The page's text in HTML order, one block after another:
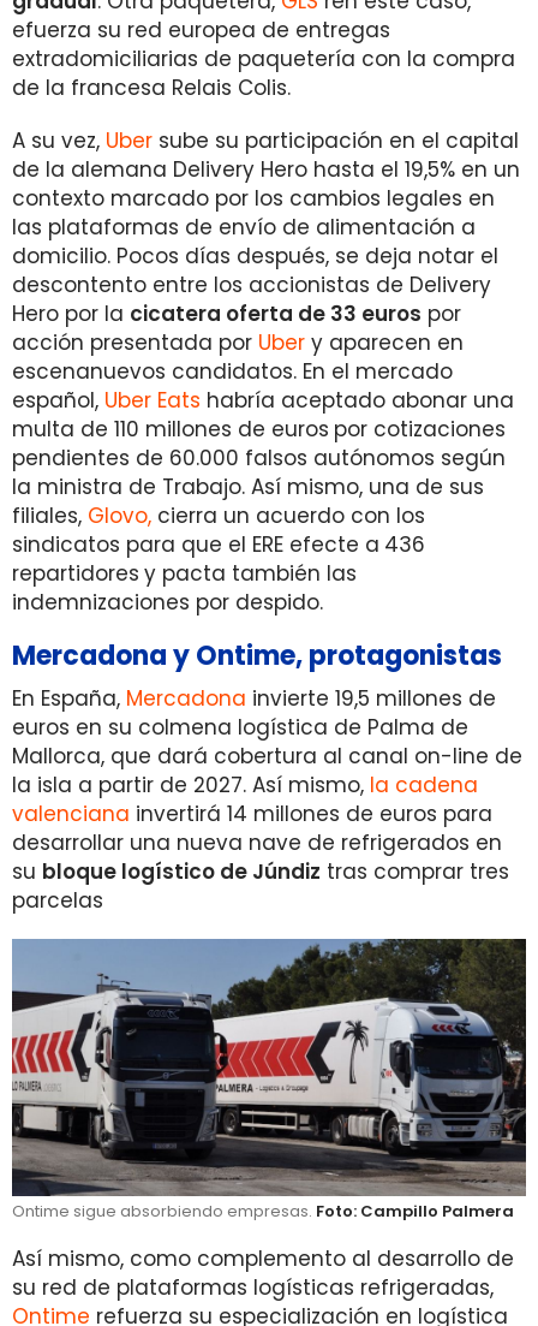
efuerza su red europea de entregas
extradomiciliarias de paquetería con la compra
de la francesa Relais Colis.
A su vez, Uber sube su participación en el capital
de la alemana Delivery Hero hasta el 19,5% en un
contexto marcado por los cambios legales en
las plataformas de envío de alimentación a
domicilio. Pocos días después, se deja notar el
descontento entre los accionistas de Delivery
Hero por la cicatera oferta de 33 euros por
acción presentada por Uber y aparecen en
escenanuevos candidatos. En el mercado
español, Uber Eats habría aceptado abonar una
multa de 110 millones de euros por cotizaciones
pendientes de 60.000 falsos autónomos según
la ministra de Trabajo. Así mismo, una de sus
filiales, Glovo, cierra un acuerdo con los
sindicatos para que el ERE efecte a 436
repartidores y pacta también las
indemnizaciones por despido.
Mercadona y Ontime, protagonistas
En España, Mercadona invierte 19,5 millones de
euros en su colmena logística de Palma de
Mallorca, que dará cobertura al canal on-line de
la isla a partir de 2027. Así mismo, la cadena
valenciana invertirá 14 millones de euros para
desarrollar una nueva nave de refrigerados en
su bloque logístico de Júndiz tras comprar tres
parcelas
Ontime sigue absorbiendo empresas. Foto: Campillo Palmera
Así mismo, como complemento al desarrollo de
su red de plataformas logísticas refrigeradas,
Ontime refuerza su especialización en logística